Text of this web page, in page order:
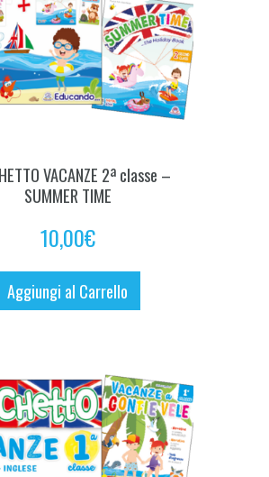
VACANZE 2ª classe –
SUMMER TIME
10,00€
Aggiungi al Carrello